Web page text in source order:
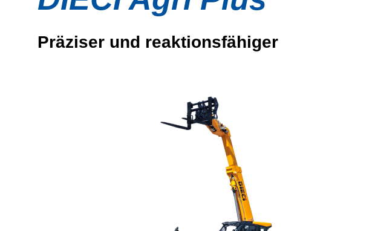
Präziser und reaktionsfähiger